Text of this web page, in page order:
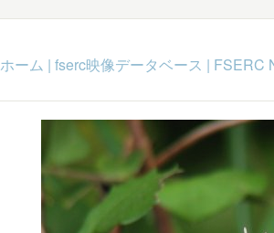
ホーム | fserc映像データベース | FSERC